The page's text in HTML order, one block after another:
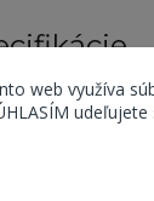
sluha na šaty
vešiak –
na odkladanie
web využíva